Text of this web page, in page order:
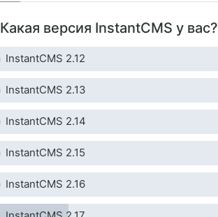
Какая версия InstantCMS у вас?
InstantCMS 2.12
InstantCMS 2.13
InstantCMS 2.14
InstantCMS 2.15
InstantCMS 2.16